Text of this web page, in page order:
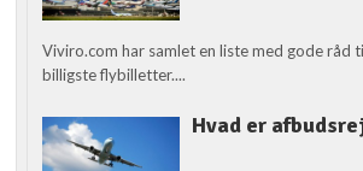
Viviro.com har samlet en liste med gode råd
billigste flybilletter....
Hvad er